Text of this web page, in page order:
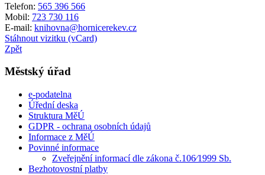
Telefon: 565 396 566
Mobil: 723 730 116
E-mail: knihovna@hornicerekev.cz
Stáhnout vizitku (vCard)
Zpět
Městský úřad
e-podatelna
Úřední deska
Struktura MěÚ
GDPR - ochrana osobních údajů
Informace z MěÚ
Povinné informace
Zveřejnění informací dle zákona č.106⁄1999 Sb.
Bezhotovostní platby